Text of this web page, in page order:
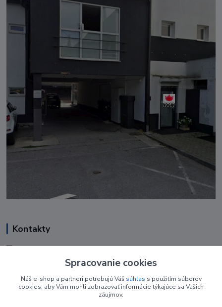
Kontakty
+421 948 050 205
nechtovyobchodik@gmail.com
Spracovanie cookies
Náš e-shop a partneri potrebujú Váš súhlas s použitím súborov
cookies, aby Vám mohli zobrazovať informácie týkajúce sa Vašich
záujmov.